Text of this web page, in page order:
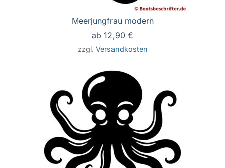
Meerjungfrau modern
ab 12,90 €
zzgl. Versandkosten